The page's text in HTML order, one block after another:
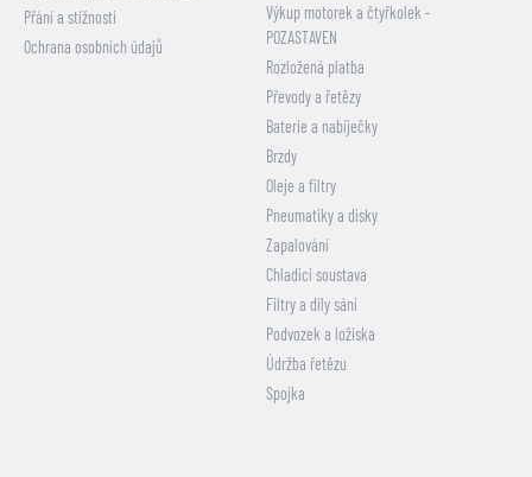
Přání a stížnosti
Ochrana osobních údajů
Výkup motorek a čtyřkolek -
POZASTAVEN
Rozložená platba
Převody a řetězy
Baterie a nabíječky
Brzdy
Oleje a filtry
Pneumatiky a disky
Zapalování
Chladicí soustava
Filtry a díly sání
Podvozek a ložiska
Údržba řetězu
Spojka